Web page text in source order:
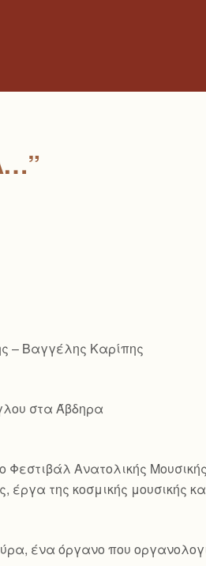
– Βαγγέλης Καρίπης
στα Άβδηρα
Ανατολικής
της κοσμικής μουσικής
ένα όργανο που